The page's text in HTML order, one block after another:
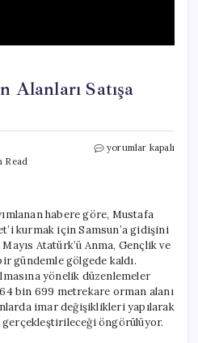
Alanları Satışa
Read
19
Çıkıyor
için
yorumlar kapalı
habere göre, Mustafa
kurmak için Samsun’a gidişini
Atatürk’ü Anma, Gençlik ve
gündemle gölgede kaldı.
yönelik düzenlemeler
bin 699 metrekare orman alanı
imar değişiklikleri yapılarak
öngörülüyor.